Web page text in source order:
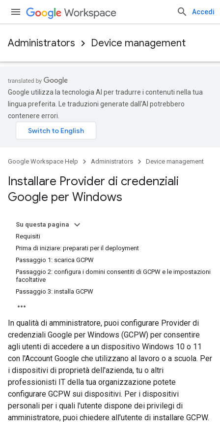
Accedi
Administrators Device management
Google utilizza la tecnologia AI per tradurre i contenuti nella tua
lingua preferita. Le traduzioni generate dall'AI potrebbero
contenere errori.
Google Workspace Help Administrators Device management
Installare Provider di credenziali
Google per Windows
Su questa pagina
Requisiti
Prima di iniziare: preparati per il deployment
Passaggio 1: scarica GCPW
Passaggio 2: configura i domini consentiti di GCPW e le impostazioni
facoltative
Passaggio 3: installa GCPW
In qualità di amministratore, puoi configurare Provider di
credenziali Google per Windows (GCPW) per consentire
agli utenti di accedere a un dispositivo Windows 10 o 11
con l'Account Google che utilizzano al lavoro o a scuola. Per
i dispositivi di proprietà dell'azienda, tu o altri
professionisti IT della tua organizzazione potete
configurare GCPW sui dispositivi. Per i dispositivi
personali per i quali l'utente dispone dei privilegi di
amministratore, puoi chiedere all'utente di installare GCPW.